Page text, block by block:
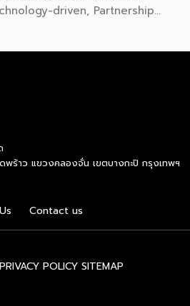
driven, Partnership
ซ่คุณค่าของอุตสาหกรรมนมทั่วโลก
อุตสาหกรรมนมโลกอย่างเป็น
เพื่อรับรองให้เมืองฮูฮอตดำรง
หรือเมืองหลวงแห่ง
มสำเร็จที่สะท้อนความมุ่งมั่นทุ่มเท
ดับอุตสาหกรรมนม พร้อมกล่าวเสริม
Yili Group […]
ร้าว แขวงคลองจั่น เขตบางกะปิ กรุงเทพฯ
Contact us
PRIVACY POLICY SITEMAP